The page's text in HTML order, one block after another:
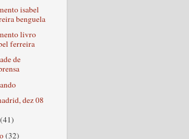
isabel
benguela
livro
ferreira
de
dez 08
(41)
(32)